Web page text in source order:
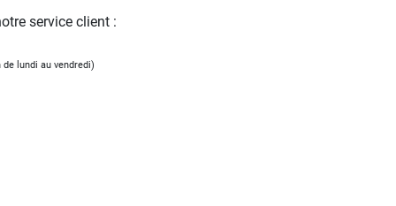
service client :
de lundi au vendredi)